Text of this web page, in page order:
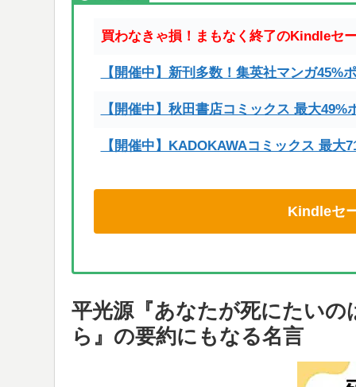
買わなきゃ損！まもなく終了のKindleセ
【開催中】新刊多数！集英社マンガ45%
【開催中】秋田書店コミックス 最大49%
【開催中】KADOKAWAコミックス 最大
Kindleセ
平光源『あなたが死にたい
ら』の要約にもなる名言